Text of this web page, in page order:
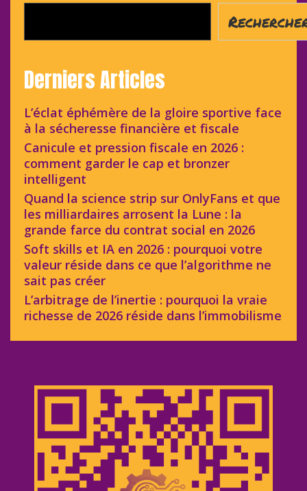
Derniers Articles
L’éclat éphémère de la gloire sportive face
à la sécheresse financière et fiscale
Canicule et pression fiscale en 2026 :
comment garder le cap et bronzer
intelligent
Quand la science strip sur OnlyFans et que
les milliardaires arrosent la Lune : la
grande farce du contrat social en 2026
Soft skills et IA en 2026 : pourquoi votre
valeur réside dans ce que l’algorithme ne
sait pas créer
L’arbitrage de l’inertie : pourquoi la vraie
richesse de 2026 réside dans l’immobilisme